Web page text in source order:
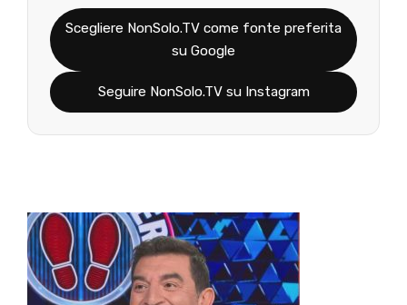
Scegliere NonSolo.TV come fonte preferita
su Google
Seguire NonSolo.TV su Instagram